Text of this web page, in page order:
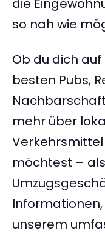
die
so nah wie
Ob du dich
besten Pubs,
mehr über
Verkehrsmittel
möchtest –
unserem